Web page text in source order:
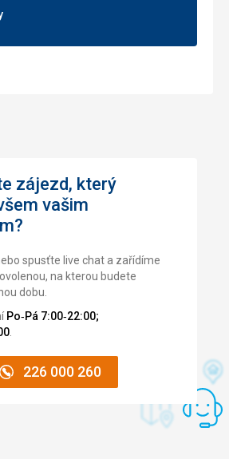
zájezd, který
vašim
spusťte live chat a zařídíme
na kterou budete
dobu.
Po‑Pá 7:00‑22:00;
226 000 260